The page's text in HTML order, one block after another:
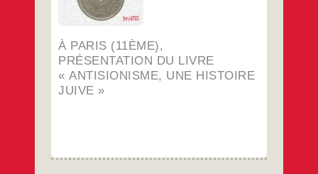
À PARIS (11ÈME),
PRÉSENTATION DU LIVRE
« ANTISIONISME, UNE HISTOIRE
JUIVE »